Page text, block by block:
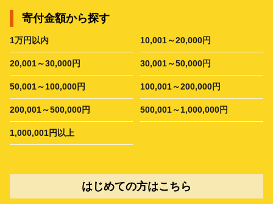
寄付金額から探す
1万円以内 10,001～20,000円
20,001～30,000円 30,001～50,000円
50,001～100,000円 100,001～200,000円
200,001～500,000円 500,001～1,000,000円
1,000,001円以上
はじめての方はこちら